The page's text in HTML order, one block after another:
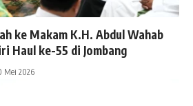
ke Makam K.H. Abdul Wahab
Haul ke-55 di Jombang
Mei 2026